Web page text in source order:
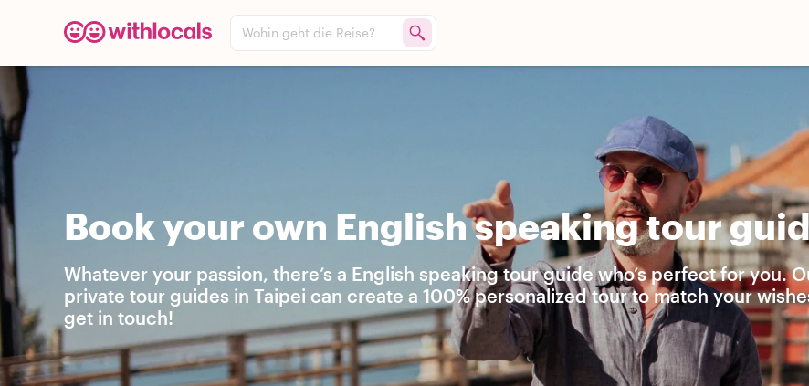
Wohin geht die Reise?
Book your own English speaking tour
Whatever your passion, there’s a English speaking tour guide who’s perfect for you.
private tour guides in Taipei can create a 100% personalized tour to match your
get in touch!